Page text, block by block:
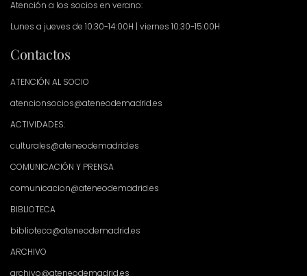
Atención a los socios en verano:
Lunes a jueves de 10:30-14:00H | viernes 10:30-15:00H
Contactos
ATENCIÓN AL SOCIO
atencionsocios@ateneodemadrid.es
ACTIVIDADES:
culturales@ateneodemadrid.es
COMUNICACIÓN Y PRENSA
comunicacion@ateneodemadrid.es
BIBLIOTECA
biblioteca@ateneodemadrid.es
ARCHIVO
archivo@ateneodemadrid.es